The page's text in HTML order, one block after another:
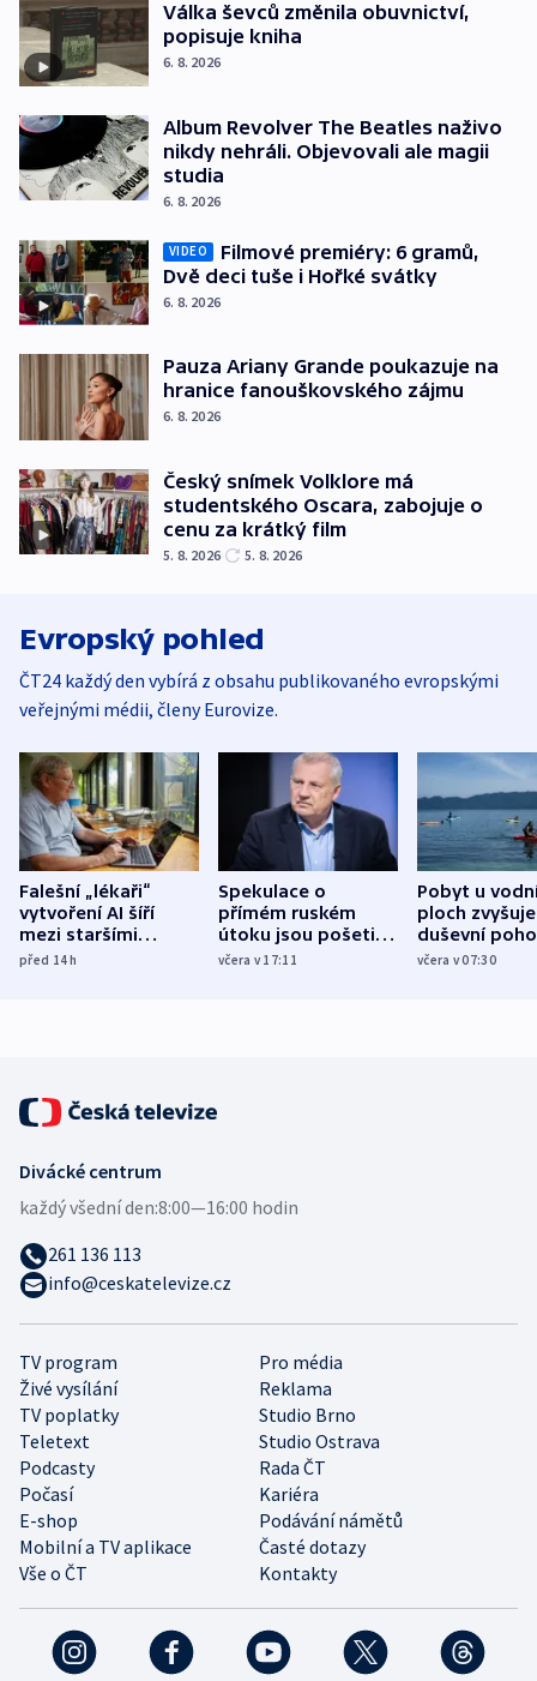
Válka ševců změnila obuvnictví,
popisuje kniha
6. 8. 2026
Album Revolver The Beatles naživo
nikdy nehráli. Objevovali ale magii
studia
6. 8. 2026
VIDEO
Filmové premiéry: 6 gramů,
Dvě deci tuše i Hořké svátky
6. 8. 2026
Pauza Ariany Grande poukazuje na
hranice fanouškovského zájmu
6. 8. 2026
Český snímek Volklore má
studentského Oscara, zabojuje o
cenu za krátký film
5. 8. 2026 5. 8. 2026
Evropský pohled
ČT24 každý den vybírá z obsahu publikovaného evropskými
veřejnými médii, členy Eurovize.
Falešní „lékaři“
vytvoření AI šíří
mezi staršími
Poláky nebezpečné
před 14h
Spekulace o
přímém ruském
útoku jsou pošetilé,
míní estonský
včera v 17:11
Pobyt u
ploch zvyšuje
duševní
ukázala
včera v 07:30
TV program
Pro média
Živé vysílání
Reklama
TV poplatky
Studio Brno
Teletext
Studio Ostrava
Podcasty
Rada ČT
Počasí
Kariéra
E-shop
Podávání námětů
Mobilní a TV aplikace
Časté dotazy
Vše o ČT
Kontakty
Divácké centrum
každý všední den:8:00—16:00 hodin
261 136 113
info@ceskatelevize.cz